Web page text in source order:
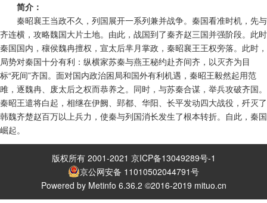
简介：
秦昭襄王当政不久，列国展开一系列兼并战争。秦国看准时机，先与
齐连横，攻略魏国大片土地。由此，战国到了秦齐赵三国并强阶段。此时
秦国国内，穰侯魏冉擅权，宣太后芈月掌政，秦昭襄王王权旁落。此时，
局势对秦国十分有利：纵横家苏秦与燕王秘约赴齐间齐，以灭齐为目
标“死间”齐国。面对国内政治困局和国外有利机遇，秦昭王毅然起用范
雎，逐魏冉、废太后之权而恭养之。同时，与苏秦合谋，举兵攻破齐国。
秦昭王遣将白起，相继在伊阙、郢都、华阳、长平发动四大战役，歼灭了
韩魏齐楚赵百万以上兵力，使秦与列国消长发生了根本转折。自此，秦国
崛起。
版权所有 2001-2021 京ICP备13049289号-1
京公网安备 11010502044791号
Powered by Metinfo 6.36.2 ©2016-2019 mituo.cn